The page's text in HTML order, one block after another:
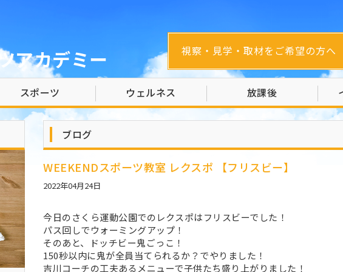
アカデミー 視察・見学・取材をご希望の方へ
スポーツ ウェルネス 放課後
ブログ
WEEKENDスポーツ教室 レクスポ 【フリスビー】
2022年04月24日
今日のさくら運動公園でのレクスポはフリスビーでした！
パス回しでウォーミングアップ！
そのあと、ドッチビー鬼ごっこ！
150秒以内に鬼が全員当てられるか？でやりました！
吉川コーチの工夫あるメニューで子供たち盛り上がりました！